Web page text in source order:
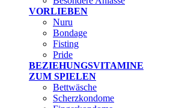
VORLIEBEN
Nuru
Bondage
Fisting
Pride
BEZIEHUNGSVITAMINE
ZUM SPIELEN
Bettwäsche
Scherzkondome